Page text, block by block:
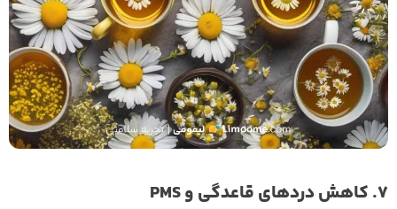
7. کاهش دردهای قاعدگی و PMS